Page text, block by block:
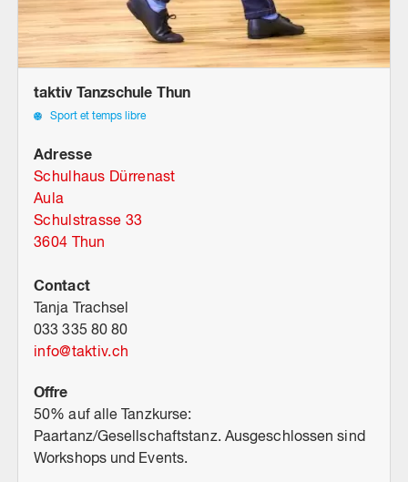
taktiv Tanzschule Thun
Sport et temps libre
Adresse
Schulhaus Dürrenast
Aula
Schulstrasse 33
3604 Thun
Contact
Tanja Trachsel
033 335 80 80
info@taktiv.ch
Offre
50% auf alle Tanzkurse:
Paartanz/Gesellschaftstanz. Ausgeschlossen sind
Workshops und Events.